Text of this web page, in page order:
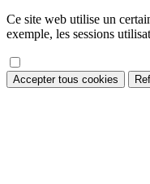
Ce site web utilise un
exemple, les sessions
Accepter tous cookies